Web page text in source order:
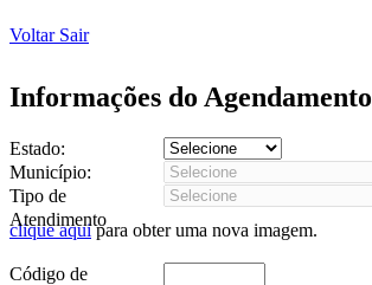
Voltar Sair
Informações do Agendamento
Estado:
Município:
Tipo de
Atendimento
clique aquipara obter uma nova imagem.
Código de